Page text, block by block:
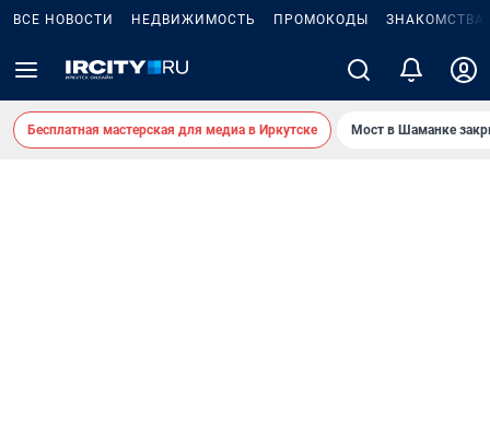
ВСЕ НОВОСТИ НЕДВИЖИМОСТЬ ПРОМОКОДЫ ЗНАКОМСТВА
Бесплатная мастерская для медиа в Иркутске Мост в Шаманке